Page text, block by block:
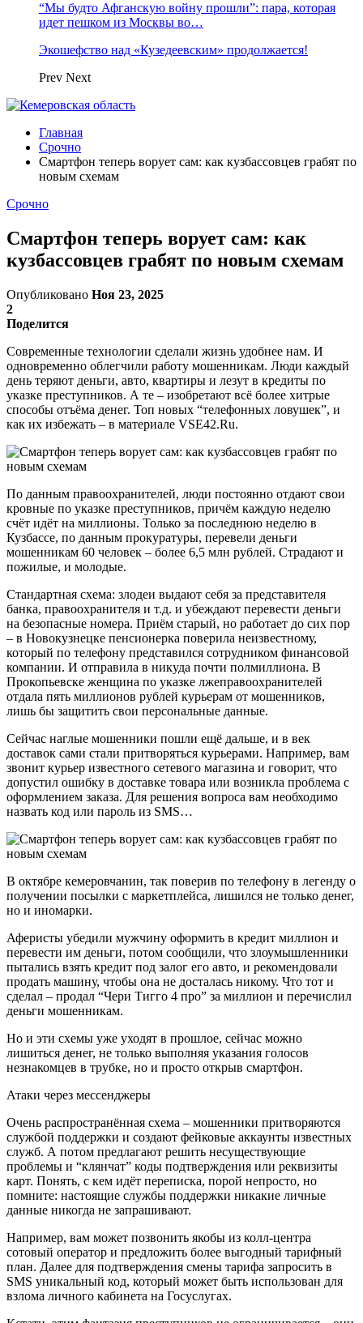
“Мы будто Афганскую войну прошли”: пара, которая
идет пешком из Москвы во…
Экошефство над «Кузедеевским» продолжается!
Prev Next
Главная
Срочно
Смартфон теперь ворует сам: как кузбассовцев грабят по
новым схемам
Срочно
Смартфон теперь ворует сам: как
кузбассовцев грабят по новым схемам
Опубликовано Ноя 23, 2025
2
Поделится
Современные технологии сделали жизнь удобнее нам. И
одновременно облегчили работу мошенникам. Люди каждый
день теряют деньги, авто, квартиры и лезут в кредиты по
указке преступников. А те – изобретают всё более хитрые
способы отъёма денег. Топ новых “телефонных ловушек”, и
как их избежать – в материале VSE42.Ru.
По данным правоохранителей, люди постоянно отдают свои
кровные по указке преступников, причём каждую неделю
счёт идёт на миллионы. Только за последнюю неделю в
Кузбассе, по данным прокуратуры, перевели деньги
мошенникам 60 человек – более 6,5 млн рублей. Страдают и
пожилые, и молодые.
Стандартная схема: злодеи выдают себя за представителя
банка, правоохранителя и т.д. и убеждают перевести деньги
на безопасные номера. Приём старый, но работает до сих пор
– в Новокузнецке пенсионерка поверила неизвестному,
который по телефону представился сотрудником финансовой
компании. И отправила в никуда почти полмиллиона. В
Прокопьевске женщина по указке лжеправоохранителей
отдала пять миллионов рублей курьерам от мошенников,
лишь бы защитить свои персональные данные.
Сейчас наглые мошенники пошли ещё дальше, и в век
доставок сами стали притворяться курьерами. Например, вам
звонит курьер известного сетевого магазина и говорит, что
допустил ошибку в доставке товара или возникла проблема с
оформлением заказа. Для решения вопроса вам необходимо
назвать код или пароль из SMS…
В октябре кемеровчанин, так поверив по телефону в легенду о
получении посылки с маркетплейса, лишился не только денег,
но и иномарки.
Аферисты убедили мужчину оформить в кредит миллион и
перевести им деньги, потом сообщили, что злоумышленники
пытались взять кредит под залог его авто, и рекомендовали
продать машину, чтобы она не досталась никому. Что тот и
сделал – продал “Чери Тигго 4 про” за миллион и перечислил
деньги мошенникам.
Но и эти схемы уже уходят в прошлое, сейчас можно
лишиться денег, не только выполняя указания голосов
незнакомцев в трубке, но и просто открыв смартфон.
Атаки через мессенджеры
Очень распространённая схема – мошенники притворяются
службой поддержки и создают фейковые аккаунты известных
служб. А потом предлагают решить несуществующие
проблемы и “клянчат” коды подтверждения или реквизиты
карт. Понять, с кем идёт переписка, порой непросто, но
помните: настоящие службы поддержки никакие личные
данные никогда не запрашивают.
Например, вам может позвонить якобы из колл-центра
сотовый оператор и предложить более выгодный тарифный
план. Далее для подтверждения смены тарифа запросить в
SMS уникальный код, который может быть использован для
взлома личного кабинета на Госуслугах.